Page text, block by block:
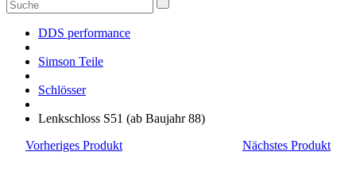
nach:
DDS performance
Simson Teile
Schlösser
Lenkschloss S51 (ab Baujahr 88)
Vorheriges Produkt
Nächstes Produkt